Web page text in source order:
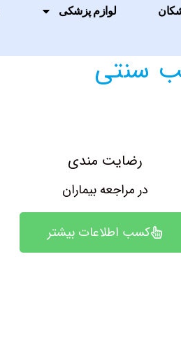
لوازم پزشکی
سنتی
رضایت مندی
در مراجعه بیماران
کسب اطلاعات بیشتر